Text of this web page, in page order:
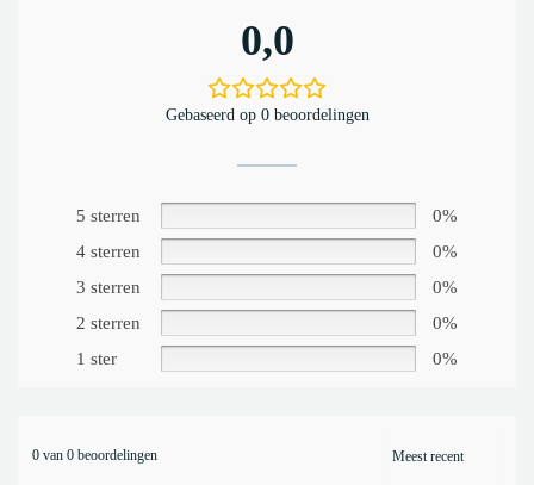
0,0
Gebaseerd op 0 beoordelingen
5 sterren
0%
4 sterren
0%
3 sterren
0%
2 sterren
0%
1 ster
0%
0 van 0 beoordelingen